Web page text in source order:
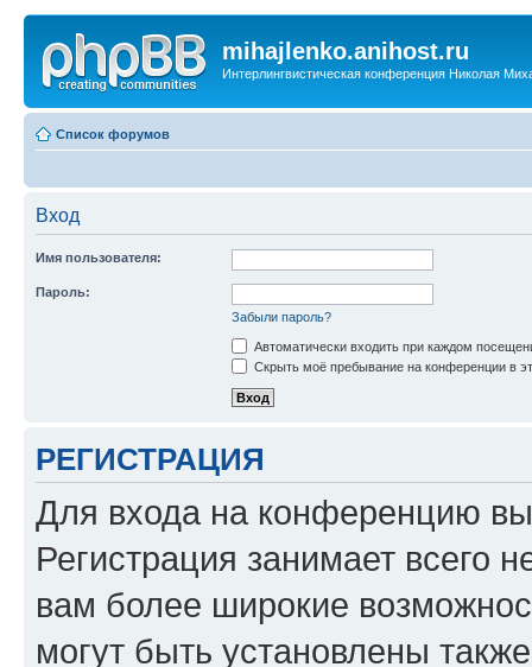
mihajlenko.anihost.ru
Интерлингвистическая конференция Николая
Список форумов
Вход
Имя пользователя:
Пароль:
Забыли пароль?
Автоматически входить при каждом
Скрыть моё пребывание на конференции в
РЕГИСТРАЦИЯ
Для входа на конференцию
Регистрация занимает всего
вам более широкие
могут быть установлены